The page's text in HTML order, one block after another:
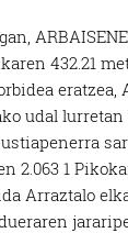
432.21
eratzea,
udal lurretan
2.063 1
Arraztalo